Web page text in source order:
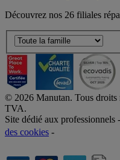
Découvrez nos 26 filiales
© 2026 Manutan. Tous droits
TVA.
Site dédié aux professionnels -
des cookies -